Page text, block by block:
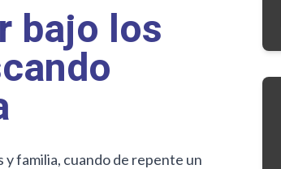
bajo los
y familia, cuando de repente un